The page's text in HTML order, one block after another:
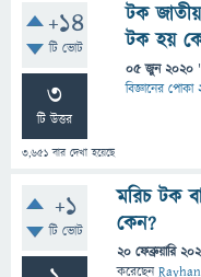
+14
টি ভোট
3
টি উত্তর
3,651 বার দেখা হয়েছে
টক
টক হয়
05 জুন 2020
বিজ্ঞানের পোকা
+1
টি ভোট
মরিচ টক
কেন?
20 ফেব্রুয়ারি
করেছেন